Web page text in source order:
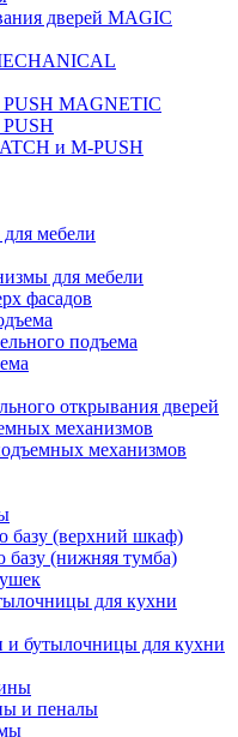
дверей MAGIC
MAGNETIC
и M-PUSH
мебели
для мебели
фасадов
подъема
открывания дверей
механизмов
механизмов
(верхний шкаф)
(нижняя тумба)
для кухни
и бутылочницы для кухни
и пеналы